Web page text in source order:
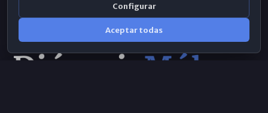
Configurar
Aceptar todas